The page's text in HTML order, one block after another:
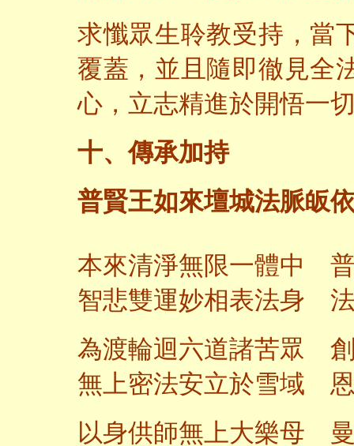
求懺眾生聆教受持，當
覆蓋，並且隨即徹見全
心，立志精進於開悟一
十、傳承加持
普賢王如來壇城法脈皈
本來清淨無限一體中
智悲雙運妙相表法身
為渡輪迴六道諸苦眾
無上密法安立於雪域
以身供師無上大樂母